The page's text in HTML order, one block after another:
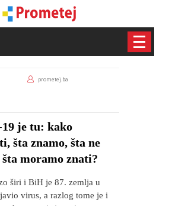
prometej.ba
je tu: kako
šta znamo, šta ne
moramo znati?
širi i BiH je 87. zemlja u
virus, a razlog tome je i